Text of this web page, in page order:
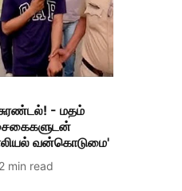
சுரண்டல்! - மதம்
வன்கொடுமை'
2 min read